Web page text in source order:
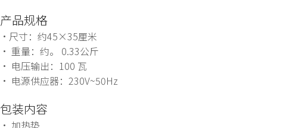
产品规格
•尺寸：约45×35厘米
• 重量：约。 0.33公斤
• 电压输出：100 瓦
• 电源供应器：230V~50Hz
包装内容